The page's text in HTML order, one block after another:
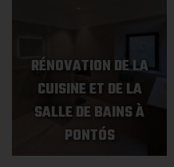
RÉNOVATION DE LA
CUISINE ET DE LA
SALLE DE BAINS À
PONTÓS